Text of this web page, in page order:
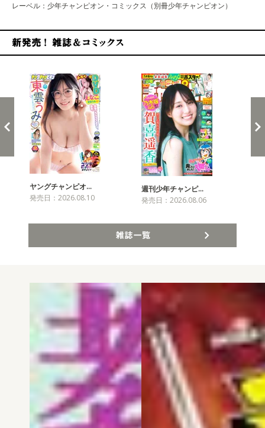
レーベル：少年チャンピオン・コミックス（別冊少年チャンピオン）
ヤングチャンピオ…
発売日：2026.08.10
週刊少年チャンピ…
発売日：2026.08.06